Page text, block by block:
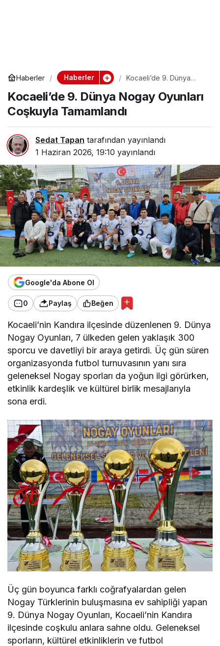
Haberler Haberler
Kocaeli’de 9. Dünya
Coşkuyla Tamamlandı
Kocaeli’de 9. Dünya Nogay Oyunları
Coşkuyla Tamamlandı
Sedat Tapan tarafından yayınlandı
1 Haziran 2026, 19:10 yayınlandı
Google'da Abone Ol
0 Paylaş Beğen
Kocaeli’nin Kandıra ilçesinde düzenlenen 9. Dünya
Nogay Oyunları, 7 ülkeden gelen yaklaşık 300
sporcu ve davetliyi bir araya getirdi. Üç gün süren
organizasyonda futbol turnuvasının yanı sıra
geleneksel Nogay sporları da yoğun ilgi görürken,
etkinlik kardeşlik ve kültürel birlik mesajlarıyla
sona erdi.
Üç gün boyunca farklı coğrafyalardan gelen
Nogay Türklerinin buluşmasına ev sahipliği yapan
9. Dünya Nogay Oyunları, Kocaeli’nin Kandıra
ilçesinde coşkulu anlara sahne oldu. Geleneksel
sporların, kültürel etkinliklerin ve futbol